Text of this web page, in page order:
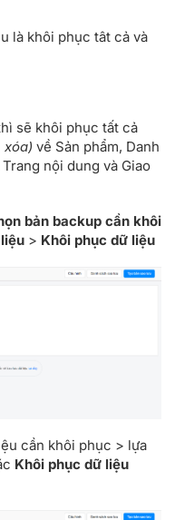
là khôi phục tât cả và
sẽ khôi phục tất cả
xóa) về Sản phẩm, Danh
nội dung và Giao
bản backup cần khôi
> Khôi phục dữ liệu
cần khôi phục > lựa
Khôi phục dữ liệu